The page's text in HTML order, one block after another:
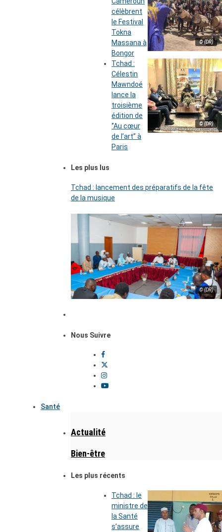
© (DR)
célèbrent
le Festival
Tokna
Massana à
Bongor
© (DR)
Tchad :
Célestin
Mawndoé
lance la
troisième
édition de
‘’Au cœur
de l’art’’ à
Paris
Les plus lus
Tchad : lancement des préparatifs de la fête
de la musique
© (DR)
Nous Suivre
Santé
Actualité
Bien-être
Les plus récents
Tchad : le
ministre de
la Santé
s’assure